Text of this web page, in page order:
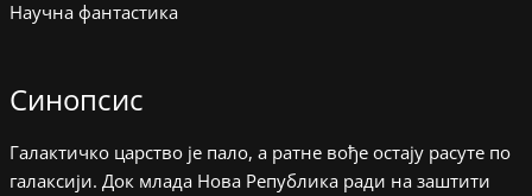
Научна фантастика
Синопсис
Галактичко царство је пало, а ратне вође остају расуте по
галаксији. Док млада Нова Република ради на заштити